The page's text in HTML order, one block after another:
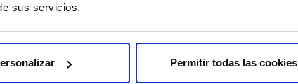
sus servicios.
Permitir todas las cookies